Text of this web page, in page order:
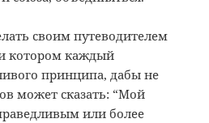
своим путеводителем
котором каждый
принципа, дабы не
может сказать: “Мой
или более